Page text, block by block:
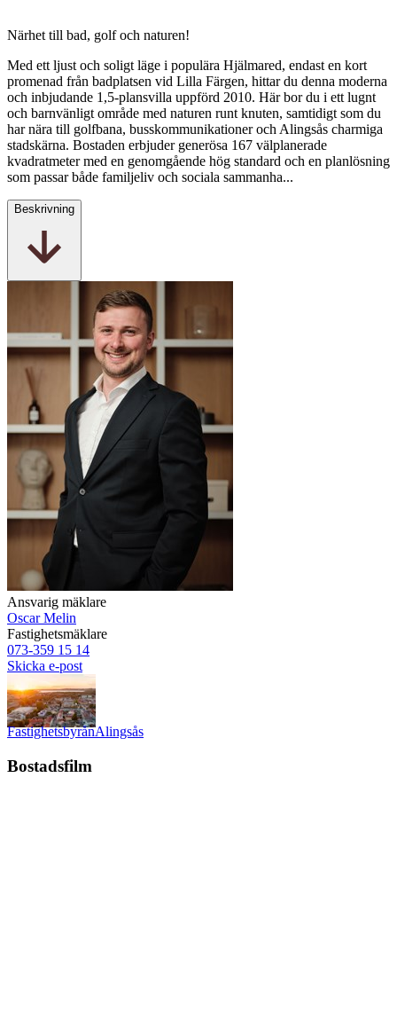
Närhet till bad, golf och naturen!
Med ett ljust och soligt läge i populära Hjälmared, endast en kort
promenad från badplatsen vid Lilla Färgen, hittar du denna moderna
och inbjudande 1,5-plansvilla uppförd 2010. Här bor du i ett lugnt
och barnvänligt område med naturen runt knuten, samtidigt som du
har nära till golfbana, busskommunikationer och Alingsås charmiga
stadskärna. Bostaden erbjuder generösa 167 välplanerade
kvadratmeter med en genomgående hög standard och en planlösning
som passar både familjeliv och sociala sammanha...
Beskrivning
Ansvarig mäklare
Oscar Melin
Fastighetsmäklare
073-359 15 14
Skicka e-post
FastighetsbyrånAlingsås
Bostadsfilm